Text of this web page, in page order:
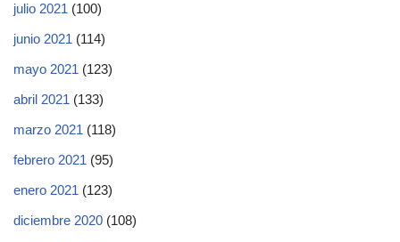
julio 2021 (100)
junio 2021 (114)
mayo 2021 (123)
abril 2021 (133)
marzo 2021 (118)
febrero 2021 (95)
enero 2021 (123)
diciembre 2020 (108)